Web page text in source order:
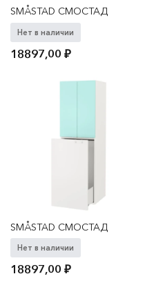
SMÅSTAD СМОСТАД
Нет в наличии
18897,00₽
SMÅSTAD СМОСТАД
Нет в наличии
18897,00₽